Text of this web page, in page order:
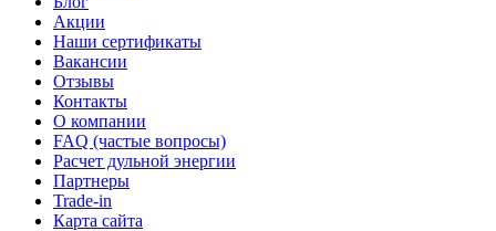
Акции
Наши сертификаты
Вакансии
Отзывы
Контакты
О компании
FAQ (частые вопросы)
Расчет дульной энергии
Партнеры
Trade-in
Карта сайта